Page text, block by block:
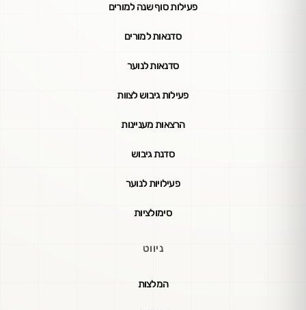
פעילות סוף שנה למורים
סדנאות למורים
סדנאות לנוער
פעילות גיבוש לצוות
הרצאות מעניינות
סדנת גיבוש
פעילויות לנוער
סימולציות
ניווט
המלצות